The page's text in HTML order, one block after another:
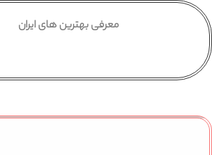
معرفی بهترین های ایران